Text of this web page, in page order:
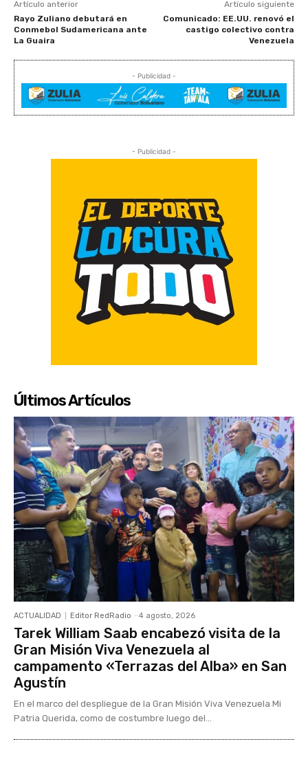
Artículo anterior
Rayo Zuliano debutará en
Conmebol Sudamericana ante
La Guaira
Artículo siguiente
Comunicado: EE.UU. renovó el
castigo colectivo contra
Venezuela
- Publicidad -
- Publicidad -
Últimos Artículos
ACTUALIDAD Editor RedRadio - 4 agosto, 2026
Tarek William Saab encabezó visita de la
Gran Misión Viva Venezuela al
campamento «Terrazas del Alba» en San
Agustín
En el marco del despliegue de la Gran Misión Viva Venezuela Mi
Patria Querida, como de costumbre luego del...